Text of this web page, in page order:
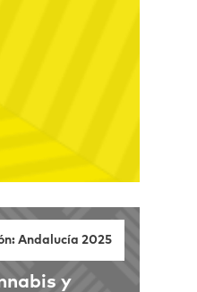
Andalucía 2025
y